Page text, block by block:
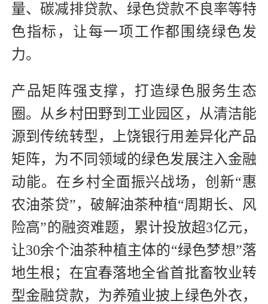
量、碳减排贷款、绿色贷款不良率等特
色指标，让每一项工作都围绕绿色发
力。
产品矩阵强支撑，打造绿色服务生态
圈。从乡村田野到工业园区，从清洁能
源到传统转型，上饶银行用差异化产品
矩阵，为不同领域的绿色发展注入金融
动能。在乡村全面振兴战场，创新“惠
农油茶贷”，破解油茶种植“周期长、风
险高”的融资难题，累计投放超3亿元，
让30余个油茶种植主体的“绿色梦想”落
地生根；在宜春落地全省首批畜牧业转
型金融贷款，为养殖业披上绿色外衣，